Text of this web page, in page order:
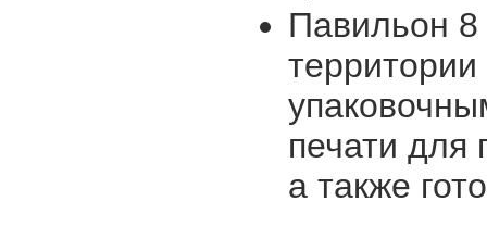
Павильон
печати для
а также